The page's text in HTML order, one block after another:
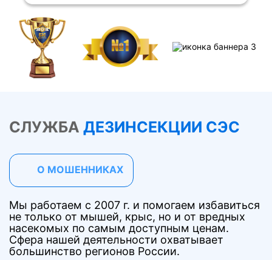
СЛУЖБА ДЕЗИНСЕКЦИИ СЭС
О МОШЕННИКАХ
Мы работаем с 2007 г. и помогаем избавиться
не только от мышей, крыс, но и от вредных
насекомых по самым доступным ценам.
Сфера нашей деятельности охватывает
большинство регионов России.